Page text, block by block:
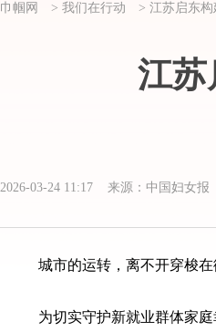
巾帼网 > 我们在行动 > 江苏启东
江苏
2026-03-24 11:17 来源：中国妇女报
城市的运转，离不开穿梭在
为切实守护新就业群体家庭